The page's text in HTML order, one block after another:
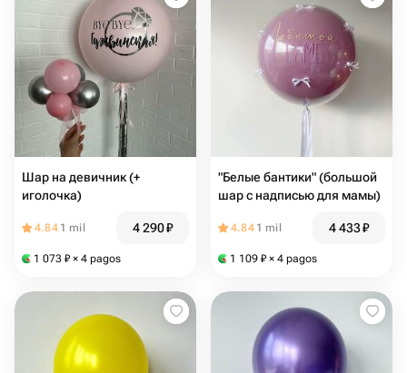
Шар на девичник (+
иголочка)
4.84 1 mil 4 290₽
1 073 ₽ × 4 pagos
"Белые бантики" (большой
шар с надписью для мамы)
4.84 1 mil 4 433₽
1 109 ₽ × 4 pagos